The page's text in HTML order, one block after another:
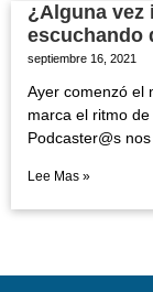
¿Alguna vez
escuchando
septiembre 16, 2021
Ayer comenzó el
marca el ritmo
Podcaster@s nos
Lee Mas »